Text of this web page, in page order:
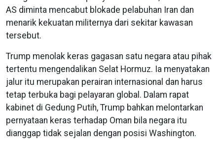
AS diminta mencabut blokade pelabuhan Iran dan
menarik kekuatan militernya dari sekitar kawasan
tersebut.
Trump menolak keras gagasan satu negara atau pihak
tertentu mengendalikan Selat Hormuz. Ia menyatakan
jalur itu merupakan perairan internasional dan harus
tetap terbuka bagi pelayaran global. Dalam rapat
kabinet di Gedung Putih, Trump bahkan melontarkan
pernyataan keras terhadap Oman bila negara itu
dianggap tidak sejalan dengan posisi Washington.